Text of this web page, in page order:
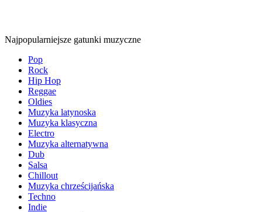
Najpopularniejsze gatunki muzyczne
Pop
Rock
Hip Hop
Reggae
Oldies
Muzyka latynoska
Muzyka klasyczna
Electro
Muzyka alternatywna
Dub
Salsa
Chillout
Muzyka chrześcijańska
Techno
Indie